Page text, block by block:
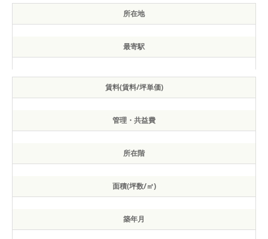
所在地
最寄駅
賃料(賃料/坪単価)
管理・共益費
所在階
面積(坪数/㎡)
築年月